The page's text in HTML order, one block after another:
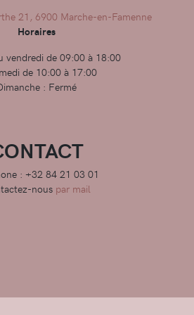
21, 6900 Marche-en-Famenne
Horaires
vendredi de 09:00 à 18:00
de 10:00 à 17:00
: Fermé
: +32 84 21 03 01
nous par mail